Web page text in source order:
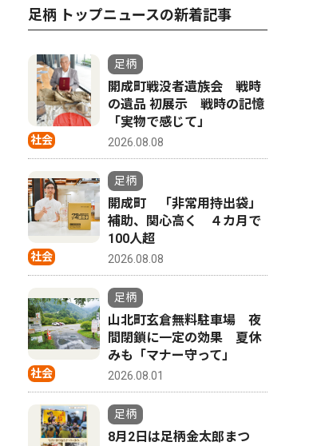
足柄 トップニュースの新着記事
社会
足柄
開成町戦没者遺族会 戦時
の遺品 初展示 戦時の記憶
「実物で感じて」
2026.08.08
社会
足柄
開成町 「非常用持出袋」
補助、関心高く ４カ月で
100人超
2026.08.08
社会
足柄
山北町玄倉無料駐車場 夜
間閉鎖に一定の効果 夏休
みも「マナー守って」
2026.08.01
足柄
8月2日は足柄金太郎まつ